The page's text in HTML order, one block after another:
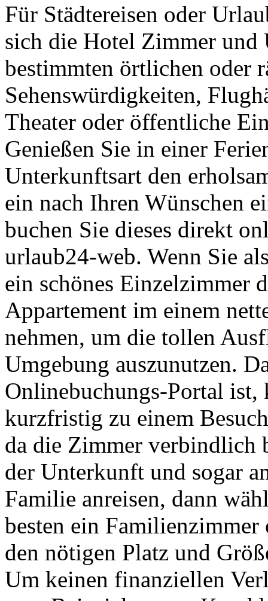
Für Städtereisen oder
sich die Hotel Zimmer und
bestimmten örtlichen oder
Sehenswürdigkeiten,
Theater oder öffentliche
Genießen Sie in einer
Unterkunftsart den
ein nach Ihren Wünschen
buchen Sie dieses direkt
urlaub24-web. Wenn Sie
ein schönes Einzelzimmer
Appartement im einem
nehmen, um die tollen
Umgebung auszunutzen.
Onlinebuchungs-Portal ist,
kurzfristig zu einem
da die Zimmer verbindlich
der Unterkunft und sogar
Familie anreisen, dann
besten ein
den nötigen Platz und
Um keinen finanziellen